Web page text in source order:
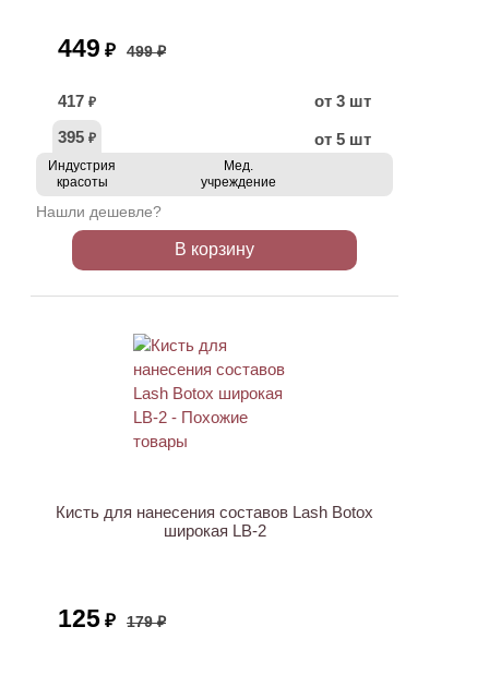
449 ₽ 499 ₽
417 ₽
от 3 шт
395 ₽ от 5 шт
Индустрия
красоты
Мед.
учреждение
Нашли дешевле?
В корзину
Кисть для нанесения составов Lash Botox
широкая LB-2
125 ₽ 179 ₽